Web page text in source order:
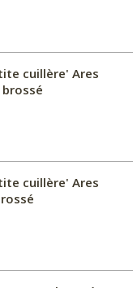
cuillère' Ares
cuillère' Ares